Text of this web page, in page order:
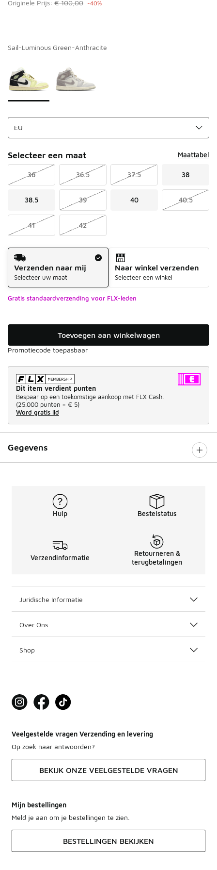
Originele Prijs: € 100,00 -40%
Sail-Luminous Green-Anthracite
Selecteer een maat Maattabel
36 36.5 37.5 38
38.5 39 40 40.5
41 42
Verzendmethode
Verzenden naar mij
Selecteer uw maat
Naar winkel verzenden
Selecteer een winkel
Gratis standaardverzending voor FLX-leden
Toevoegen aan winkelwagen
Promotiecode toepasbaar
Dit item verdient punten
Bespaar op een toekomstige aankoop met FLX Cash.
(25.000 punten = € 5)
Word gratis lid
Gegevens
Hulp Bestelstatus
Verzendinformatie
Retourneren &
terugbetalingen
Juridische Informatie
Over Ons
Shop
Veelgestelde vragen Verzending en levering
Op zoek naar antwoorden?
BEKIJK ONZE VEELGESTELDE VRAGEN
Mijn bestellingen
Meld je aan om je bestellingen te zien.
BESTELLINGEN BEKIJKEN